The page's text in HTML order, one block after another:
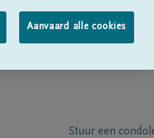
Stuur een
Aanvaard alle cookies